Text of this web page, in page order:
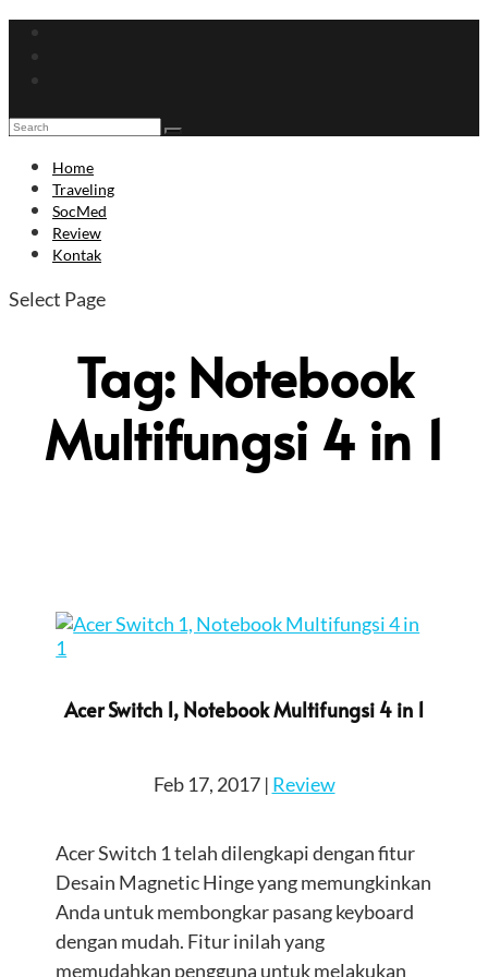
Home
Traveling
SocMed
Review
Kontak
Select Page
Tag: Notebook
Multifungsi 4 in 1
Acer Switch 1, Notebook Multifungsi 4 in 1
Feb 17, 2017| Review
Acer Switch 1 telah dilengkapi dengan fitur
Desain Magnetic Hinge yang memungkinkan
Anda untuk membongkar pasang keyboard
dengan mudah. Fitur inilah yang
memudahkan pengguna untuk melakukan